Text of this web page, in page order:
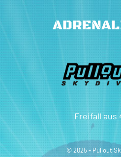
Freifall aus
© 2025 - Pullout